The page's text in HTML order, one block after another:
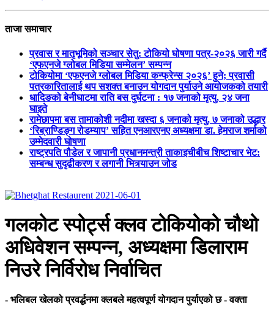
ताजा समाचार
प्रवास र मातृभूमिको सञ्चार सेतु: टोकियो घोषणा पत्र-२०२६ जारी गर्दै
‘एफएनजे ग्लोबल मिडिया सम्मेलन’ सम्पन्न
टोकियोमा ‘एफएनजे ग्लोबल मिडिया कन्फ्रेन्स २०२६’ हुने; प्रवासी
पत्रकारितालाई थप सशक्त बनाउन योगदान पुर्याउने आयोजकको तयारी
धादिङको बेनीघाटमा राति बस दुर्घटना : १७ जनाको मृत्यु, २४ जना
घाइते
रामेछापमा बस तामाकोशी नदीमा खस्दा ६ जनाको मृत्यु, ७ जनाको उद्धार
‘रिब्राण्डिङ्ग रोडम्याप’ सहित एनआरएनए अध्यक्षमा डा. हेमराज शर्माको
उम्मेदवारी घोषणा
राष्ट्रपति पौडेल र जापानी प्रधानमन्त्री ताकाइचीबीच शिष्टाचार भेट:
सम्बन्ध सुदृढीकरण र लगानी भित्र्याउन जोड
गलकोट स्पोर्ट्स क्लव टोकियोको चौथो
अधिवेशन सम्पन्न, अध्यक्षमा डिलाराम
निउरे निर्विरोध निर्वाचित
- भलिबल खेलको प्रवर्द्धनमा क्लबले महत्वपूर्ण योगदान पुर्याएको छ - वक्ता